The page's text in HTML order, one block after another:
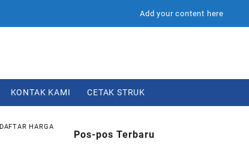
Add your content here
KONTAK KAMI CETAK STRUK
DAFTAR HARGA
Pos-pos Terbaru